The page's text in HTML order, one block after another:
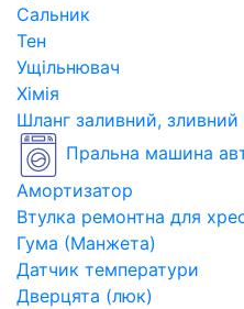
Сальник
Тен
Ущільнювач
Хімія
Шланг заливний, зливний
Пральна машина
Амортизатор
Втулка ремонтна для
Гума (Манжета)
Датчик температури
Дверцята (люк)